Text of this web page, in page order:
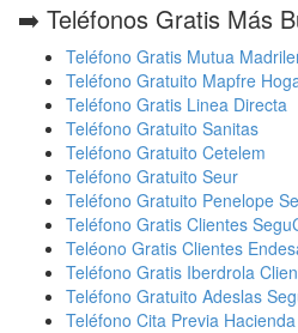
➡️ Teléfonos Gratis Más
Teléfono Gratis Mutua
Teléfono Gratuito Mapfre
Teléfono Gratis Linea Directa
Teléfono Gratuito Sanitas
Teléfono Gratuito Cetelem
Teléfono Gratuito Seur
Teléfono Gratuito Penelope
Teléfono Gratis Clientes
Teléono Gratis Clientes
Teléfono Gratis Iberdrola
Teléfono Gratuito Adeslas
Teléfono Cita Previa